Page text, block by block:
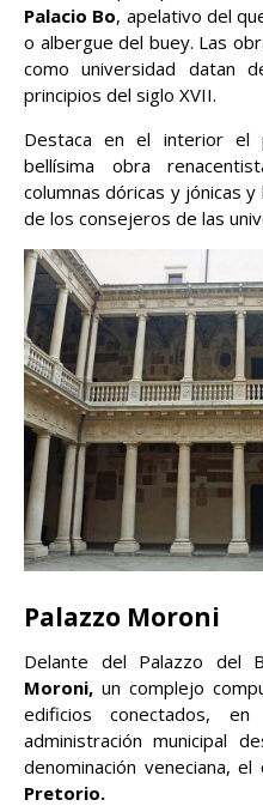
Palacio Bo, apelativo del
o albergue del buey. Las
como universidad datan
principios del siglo XVII.
Destaca en el interior el
bellísima obra
columnas dóricas y jónicas
de los consejeros de las
Palazzo Moroni
Delante del Palazzo del
Moroni, un complejo
edificios conectados,
administración municipal
denominación veneciana,
Pretorio.